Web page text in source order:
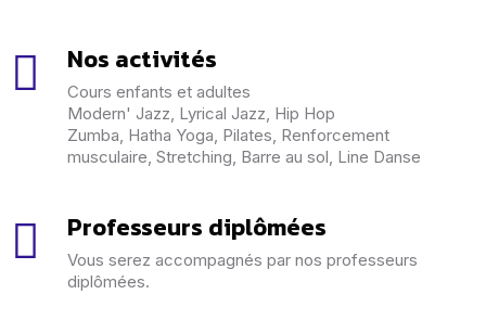
Professeurs diplômées
Vous serez accompagnés par nos professeurs
diplômées.
Nos activités
Cours enfants et adultes
Modern' Jazz, Lyrical Jazz, Hip Hop
Zumba, Hatha Yoga, Pilates, Renforcement
musculaire, Stretching, Barre au sol, Line Danse